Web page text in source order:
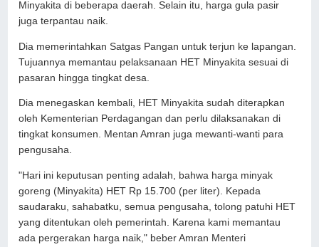
Minyakita di beberapa daerah. Selain itu, harga gula pasir
juga terpantau naik.
Dia memerintahkan Satgas Pangan untuk terjun ke lapangan.
Tujuannya memantau pelaksanaan HET Minyakita sesuai di
pasaran hingga tingkat desa.
Dia menegaskan kembali, HET Minyakita sudah diterapkan
oleh Kementerian Perdagangan dan perlu dilaksanakan di
tingkat konsumen. Mentan Amran juga mewanti-wanti para
pengusaha.
"Hari ini keputusan penting adalah, bahwa harga minyak
goreng (Minyakita) HET Rp 15.700 (per liter). Kepada
saudaraku, sahabatku, semua pengusaha, tolong patuhi HET
yang ditentukan oleh pemerintah. Karena kami memantau
ada pergerakan harga naik," beber Amran Menteri